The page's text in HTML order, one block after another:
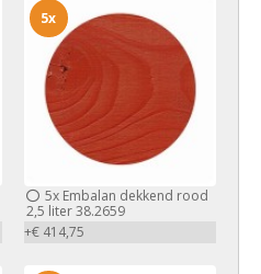
5xEmbalan dekkend rood
2,5 liter 38.2659
+€ 414,75
5x